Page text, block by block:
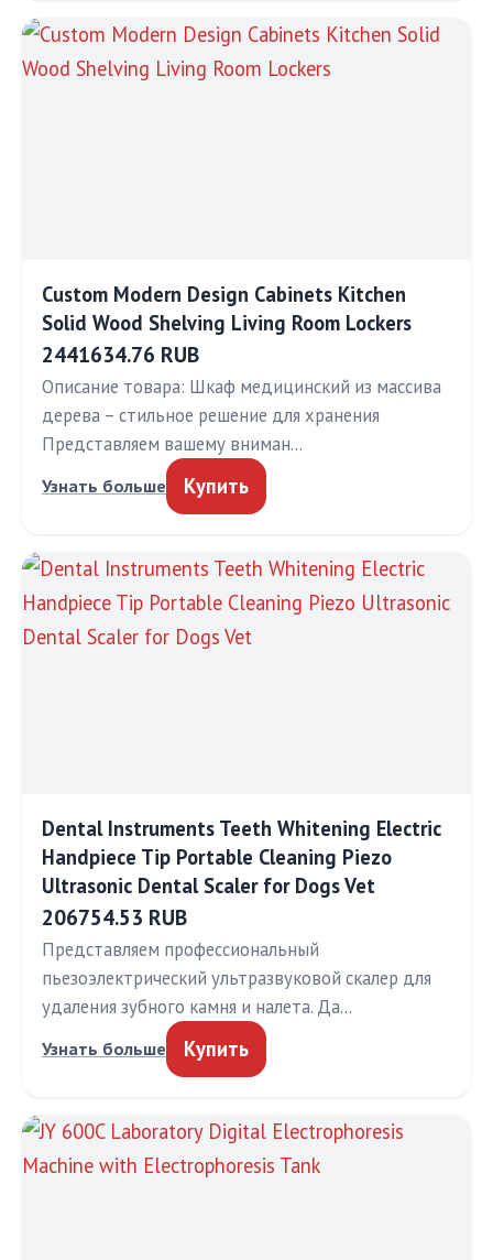
Custom Modern Design Cabinets Kitchen
Solid Wood Shelving Living Room Lockers
2441634.76 RUB
Описание товара: Шкаф медицинский из массива
дерева – стильное решение для хранения
Представляем вашему вниман…
Узнать больше Купить
Dental Instruments Teeth Whitening Electric
Handpiece Tip Portable Cleaning Piezo
Ultrasonic Dental Scaler for Dogs Vet
206754.53 RUB
Представляем профессиональный
пьезоэлектрический ультразвуковой скалер для
удаления зубного камня и налета. Да…
Узнать больше Купить